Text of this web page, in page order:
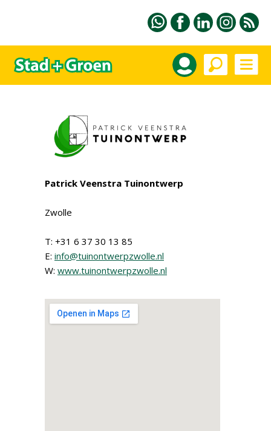
Patrick Veenstra Tuinontwerp
Zwolle
T: +31 6 37 30 13 85
E: info@tuinontwerpzwolle.nl
W: www.tuinontwerpzwolle.nl